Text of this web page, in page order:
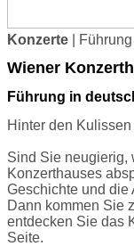
Konzerte | Führung
Wiener
Führung in
Hinter den
Sind Sie neugierig,
Konzerthauses
Geschichte und die
Dann kommen Sie
entdecken Sie das
Seite.